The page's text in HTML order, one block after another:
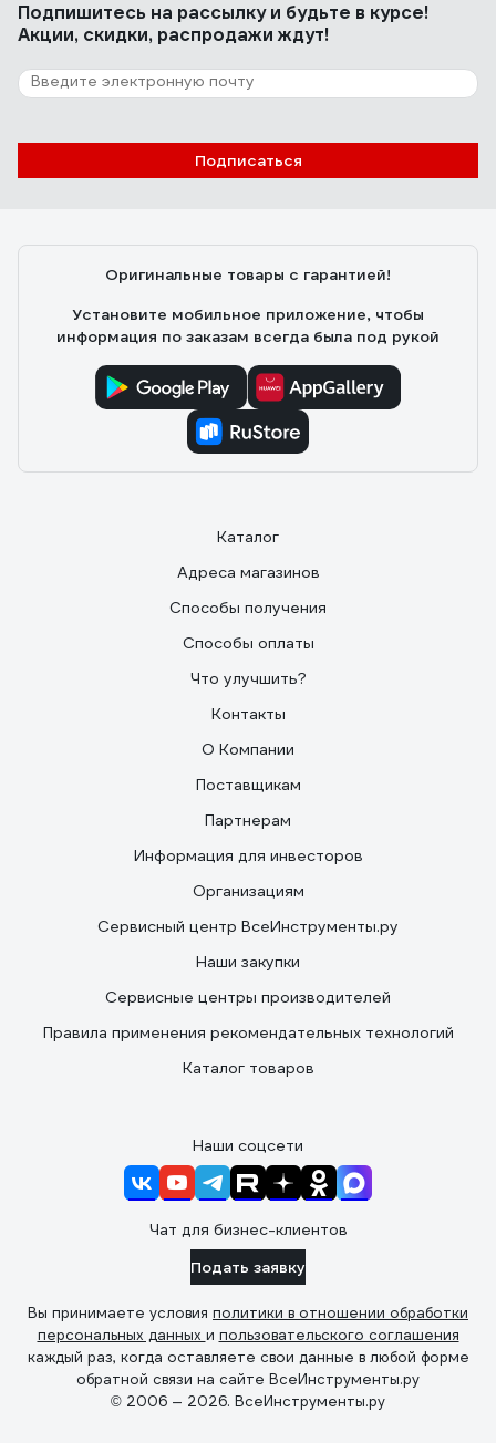
Мощный и надежный триммер, очень качественное
исполнение, о нюансах эксплуатации расскажу в
Подпишитесь на рассылкуи будьте в курсе!
Акции, скидки, распродажи ждут!
Подписаться
Оригинальные товары с гарантией!
Установите мобильное приложение, чтобы
информация по заказам всегда была под рукой
Каталог
Адреса магазинов
Способы получения
Способы оплаты
Что улучшить?
Контакты
О Компании
Поставщикам
Партнерам
Информация для инвесторов
Организациям
Сервисный центр ВсеИнструменты.ру
Наши закупки
Сервисные центры производителей
Правила применения рекомендательных технологий
Каталог товаров
Наши соцсети
Чат для бизнес-клиентов
Подать заявку
Вы принимаете условия политики в отношении обработки
персональных данных и пользовательского соглашения
каждый раз, когда оставляете свои данные в любой форме
обратной связи на сайте ВсеИнструменты.ру
© 2006 — 2026. ВсеИнструменты.ру